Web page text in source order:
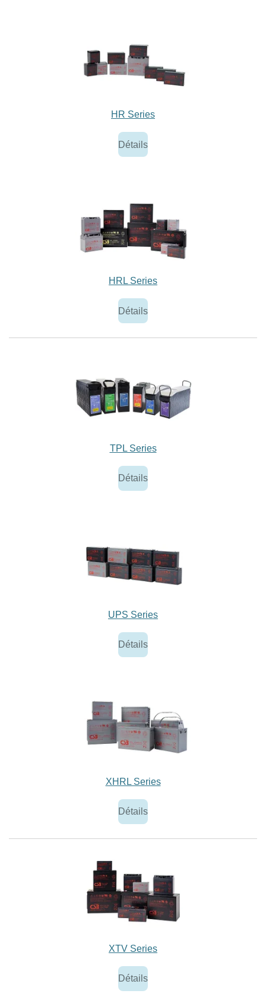
HR Series
Détails
HRL Series
Détails
TPL Series
Détails
UPS Series
Détails
XHRL Series
Détails
XTV Series
Détails